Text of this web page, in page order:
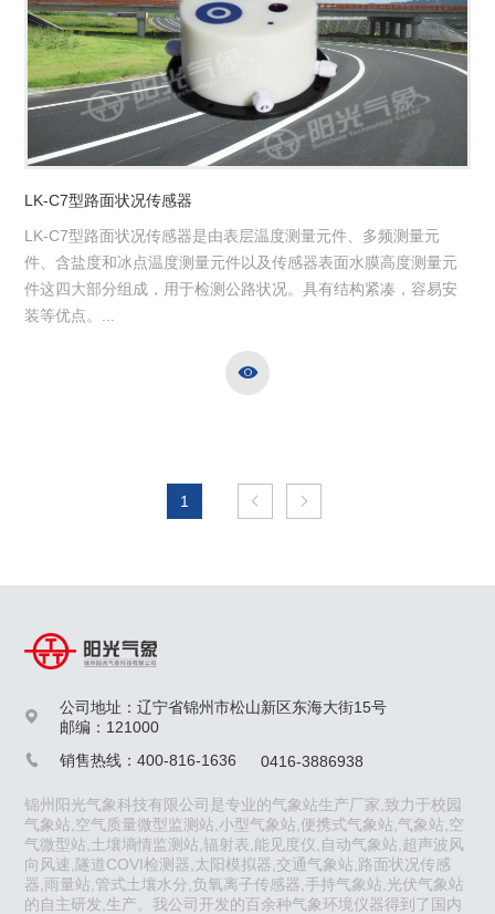
LK-C7型路面状况传感器
LK-C7型路面状况传感器是由表层温度测量元件、多频测量元
件、含盐度和冰点温度测量元件以及传感器表面水膜高度测量元
件这四大部分组成，用于检测公路状况。具有结构紧凑，容易安
装等优点。...

1  

公司地址：辽宁省锦州市松山新区东海大街15号
邮编：121000
 销售热线：400-816-1636 0416-3886938
锦州阳光气象科技有限公司是专业的气象站生产厂家,致力于校园
气象站,空气质量微型监测站,小型气象站,便携式气象站,气象站,空
气微型站,土壤墒情监测站,辐射表,能见度仪,自动气象站,超声波风
向风速,隧道COVI检测器,太阳模拟器,交通气象站,路面状况传感
器,雨量站,管式土壤水分,负氧离子传感器,手持气象站,光伏气象站
的自主研发,生产。我公司开发的百余种气象环境仪器得到了国内